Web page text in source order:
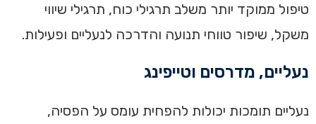
טיפול ממוקד יותר משלב תרגילי כוח, תרגילי שיווי
משקל, שיפור טווחי תנועה והדרכה לנעליים ופעילות.
נעליים, מדרסים וטייפינג
נעליים תומכות יכולות להפחית עומס על הפסיה,